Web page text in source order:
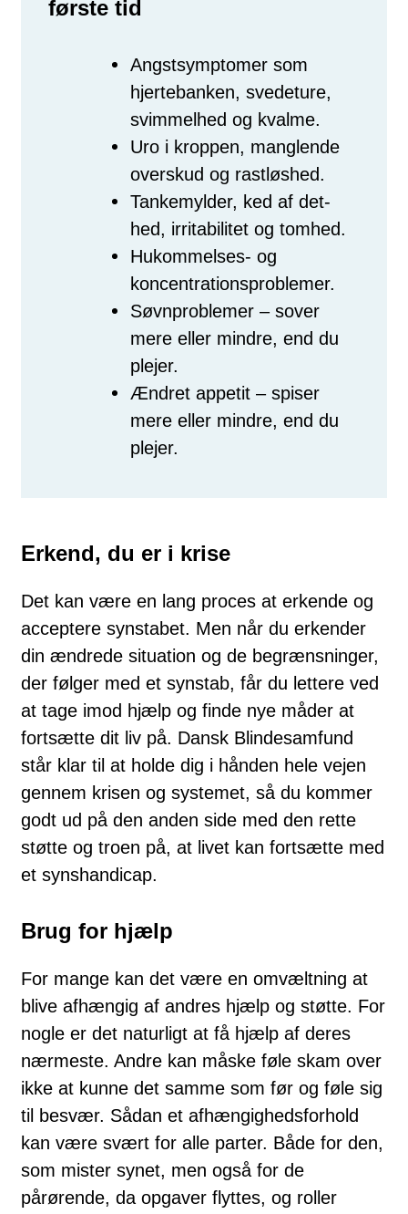
første tid
Angstsymptomer som
hjertebanken, svedeture,
svimmelhed og kvalme.
Uro i kroppen, manglende
overskud og rastløshed.
Tankemylder, ked af det-
hed, irritabilitet og tomhed.
Hukommelses- og
koncentrationsproblemer.
Søvnproblemer – sover
mere eller mindre, end du
plejer.
Ændret appetit – spiser
mere eller mindre, end du
plejer.
Erkend, du er i krise
Det kan være en lang proces at erkende og
acceptere synstabet. Men når du erkender
din ændrede situation og de begrænsninger,
der følger med et synstab, får du lettere ved
at tage imod hjælp og finde nye måder at
fortsætte dit liv på. Dansk Blindesamfund
står klar til at holde dig i hånden hele vejen
gennem krisen og systemet, så du kommer
godt ud på den anden side med den rette
støtte og troen på, at livet kan fortsætte med
et synshandicap.
Brug for hjælp
For mange kan det være en omvæltning at
blive afhængig af andres hjælp og støtte. For
nogle er det naturligt at få hjælp af deres
nærmeste. Andre kan måske føle skam over
ikke at kunne det samme som før og føle sig
til besvær. Sådan et afhængighedsforhold
kan være svært for alle parter. Både for den,
som mister synet, men også for de
pårørende, da opgaver flyttes, og roller